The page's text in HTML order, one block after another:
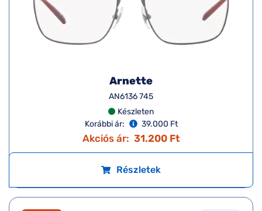
Arnette
AN6136 745
Készleten
Korábbi ár:
39.000 Ft
Akciós ár: 31.200 Ft
Részletek